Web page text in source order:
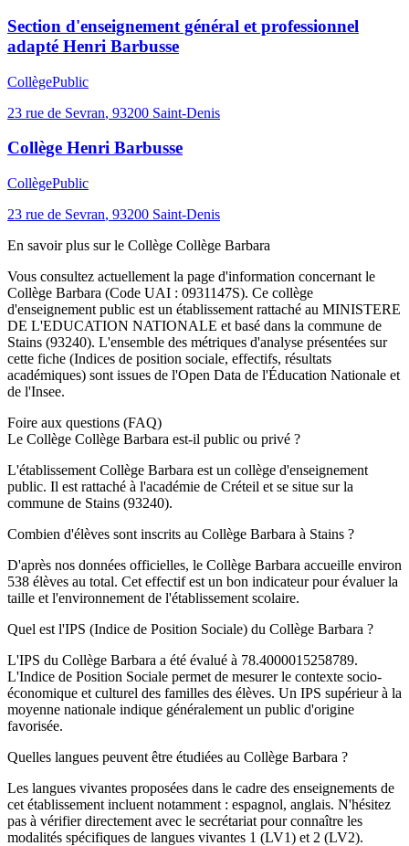
Section d'enseignement général et professionnel
adapté Henri Barbusse
CollègePublic
23 rue de Sevran, 93200 Saint-Denis
Collège Henri Barbusse
CollègePublic
23 rue de Sevran, 93200 Saint-Denis
En savoir plus sur le Collège Collège Barbara
Vous consultez actuellement la page d'information concernant le
Collège Barbara (Code UAI : 0931147S). Ce collège
d'enseignement public est un établissement rattaché au MINISTERE
DE L'EDUCATION NATIONALE et basé dans la commune de
Stains (93240). L'ensemble des métriques d'analyse présentées sur
cette fiche (Indices de position sociale, effectifs, résultats
académiques) sont issues de l'Open Data de l'Éducation Nationale et
de l'Insee.
Foire aux questions (FAQ)
Le Collège Collège Barbara est-il public ou privé ?
L'établissement Collège Barbara est un collège d'enseignement
public. Il est rattaché à l'académie de Créteil et se situe sur la
commune de Stains (93240).
Combien d'élèves sont inscrits au Collège Barbara à Stains ?
D'après nos données officielles, le Collège Barbara accueille environ
538 élèves au total. Cet effectif est un bon indicateur pour évaluer la
taille et l'environnement de l'établissement scolaire.
Quel est l'IPS (Indice de Position Sociale) du Collège Barbara ?
L'IPS du Collège Barbara a été évalué à 78.4000015258789.
L'Indice de Position Sociale permet de mesurer le contexte socio-
économique et culturel des familles des élèves. Un IPS supérieur à la
moyenne nationale indique généralement un public d'origine
favorisée.
Quelles langues peuvent être étudiées au Collège Barbara ?
Les langues vivantes proposées dans le cadre des enseignements de
cet établissement incluent notamment : espagnol, anglais. N'hésitez
pas à vérifier directement avec le secrétariat pour connaître les
modalités spécifiques de langues vivantes 1 (LV1) et 2 (LV2).